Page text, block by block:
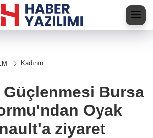
Kadının
Platformu'ndan
Oyak
Renault'a
ziyaret
Güçlenmesi Bursa
Oyak
ziyaret